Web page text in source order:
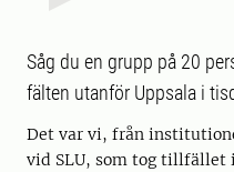
Såg du en grupp på 20
fälten utanför Uppsala i
Det var vi, från
vid SLU, som tog tillfället